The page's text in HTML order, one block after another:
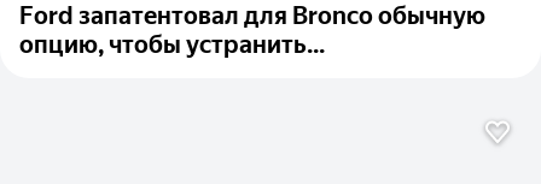
Ford запатентовал для Bronco обычную
опцию, чтобы устранить...